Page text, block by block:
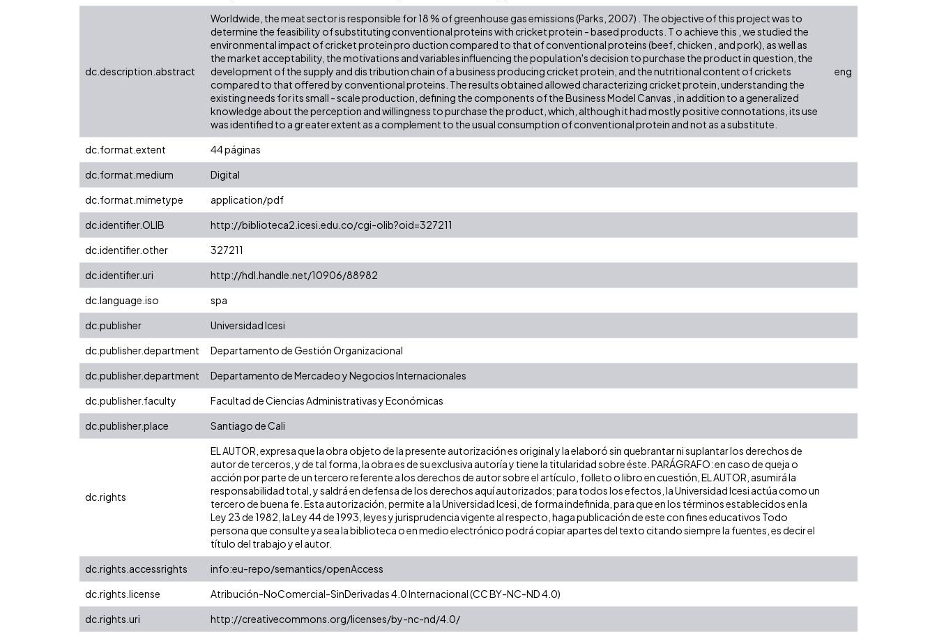
dc.description.abstract
Worldwide, the meat sector is responsible for 18 % of greenhouse gas emissions (Parks, 2007) . The objective of this project was to
determine the feasibility of substituting conventional proteins with cricket protein - based products. T o achieve this , we studied the
environmental impact of cricket protein pro duction compared to that of conventional proteins (beef, chicken , and pork), as well as
the market acceptability, the motivations and variables influencing the population's decision to purchase the product in question, the
development of the supply and dis tribution chain of a business producing cricket protein, and the nutritional content of crickets
compared to that offered by conventional proteins. The results obtained allowed characterizing cricket protein, understanding the
existing needs for its small - scale production, defining the components of the Business Model Canvas , in addition to a generalized
knowledge about the perception and willingness to purchase the product, which, although it had mostly positive connotations, its use
was identified to a gr eater extent as a complement to the usual consumption of conventional protein and not as a substitute.
eng
dc.format.extent
44 páginas
dc.format.medium
Digital
dc.format.mimetype
application/pdf
dc.identifier.OLIB
http://biblioteca2.icesi.edu.co/cgi-olib?oid=327211
dc.identifier.other
327211
dc.identifier.uri
http://hdl.handle.net/10906/88982
dc.language.iso
spa
dc.publisher
Universidad Icesi
dc.publisher.department
Departamento de Gestión Organizacional
dc.publisher.department
Departamento de Mercadeo y Negocios Internacionales
dc.publisher.faculty
Facultad de Ciencias Administrativas y Económicas
dc.publisher.place
Santiago de Cali
dc.rights
EL AUTOR, expresa que la obra objeto de la presente autorización es original y la elaboró sin quebrantar ni suplantar los derechos de
autor de terceros, y de tal forma, la obra es de su exclusiva autoría y tiene la titularidad sobre éste. PARÁGRAFO: en caso de queja o
acción por parte de un tercero referente a los derechos de autor sobre el artículo, folleto o libro en cuestión, EL AUTOR, asumirá la
responsabilidad total, y saldrá en defensa de los derechos aquí autorizados; para todos los efectos, la Universidad Icesi actúa como un
tercero de buena fe. Esta autorización, permite a la Universidad Icesi, de forma indefinida, para que en los términos establecidos en la
Ley 23 de 1982, la Ley 44 de 1993, leyes y jurisprudencia vigente al respecto, haga publicación de este con fines educativos Todo
persona que consulte ya sea la biblioteca o en medio electrónico podrá copiar apartes del texto citando siempre la fuentes, es decir el
título del trabajo y el autor.
dc.rights.accessrights
info:eu-repo/semantics/openAccess
dc.rights.license
Atribución-NoComercial-SinDerivadas 4.0 Internacional (CC BY-NC-ND 4.0)
dc.rights.uri
http://creativecommons.org/licenses/by-nc-nd/4.0/